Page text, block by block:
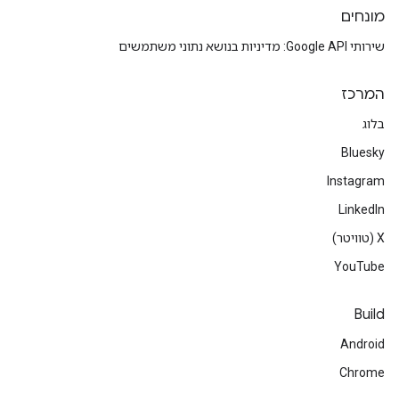
מונחים
שירותי Google API: מדיניות בנושא נתוני משתמשים
המרכז
בלוג
Bluesky
Instagram
LinkedIn
‫X (טוויטר)
YouTube
Build
Android
Chrome